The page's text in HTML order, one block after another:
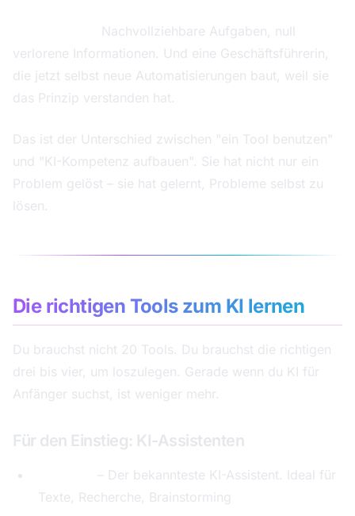
Nachvollziehbare Aufgaben, null
verlorene Informationen. Und eine Geschäftsführerin,
die jetzt selbst neue Automatisierungen baut, weil sie
das Prinzip verstanden hat.
Das ist der Unterschied zwischen "ein Tool benutzen"
und "KI-Kompetenz aufbauen". Sie hat nicht nur ein
Problem gelöst – sie hat gelernt, Probleme selbst zu
lösen.
Die richtigen Tools zum KI lernen
Du brauchst nicht 20 Tools. Du brauchst die richtigen
drei bis vier, um loszulegen. Gerade wenn du KI für
Anfänger suchst, ist weniger mehr.
Für den Einstieg: KI-Assistenten
– Der bekannteste KI-Assistent. Ideal für
Texte, Recherche, Brainstorming